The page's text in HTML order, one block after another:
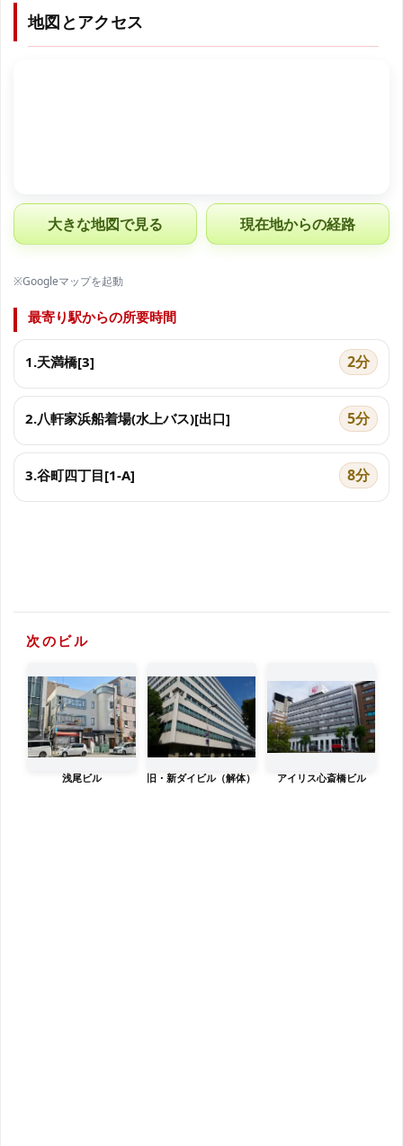
地図とアクセス
大きな地図で見る 現在地からの経路
※Googleマップを起動
最寄り駅からの所要時間
1.天満橋[3] 2分
2.八軒家浜船着場(水上バス)[出口] 5分
3.谷町四丁目[1-A] 8分
次のビル
浅尾ビル 旧・新ダイビル（解体） アイリス心斎橋ビル